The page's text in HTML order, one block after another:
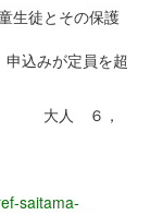
徒とその保護
が定員を超
大人 ６，
saitama-